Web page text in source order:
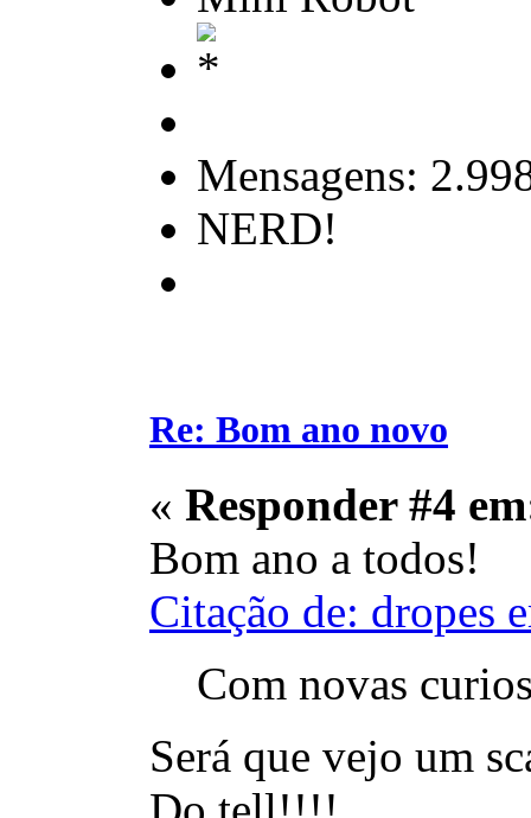
Mensagens:
NERD!
Re: Bom ano novo
« Responder #4
Bom ano a todos!
Citação de: dropes
Com novas
Será que vejo um